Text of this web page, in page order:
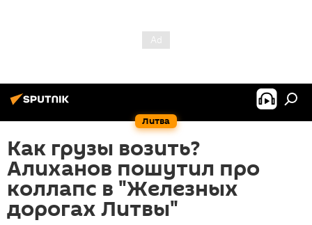
Литва
Как грузы возить?
Алиханов пошутил про
коллапс в "Железных
дорогах Литвы"